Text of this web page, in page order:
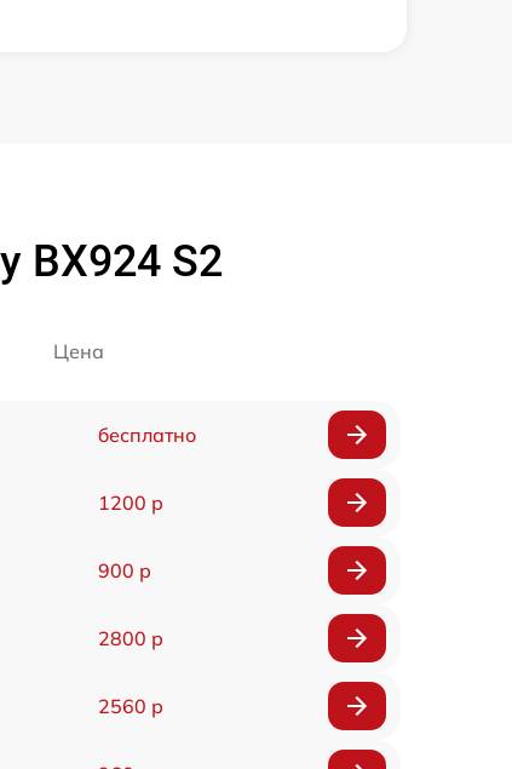
BX924 S2
Цена
бесплатно
1200 р
900 р
2800 р
2560 р